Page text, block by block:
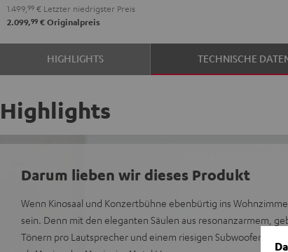
"5.1-
Set
L"
Schwarz
1.499, 99 € Letzter niedrigster Preis
2.099,99 € Originalpreis
HIGHLIGHTS TECHNISCHE
Highlights
Darum lieben wir dieses Produkt
Wenn Kinosaal und Konzertbühne ebenbürtig ins
sein. Denn mit den eleganten Säulen aus resonanzarmem,
Tönern pro Lautsprecher und einem riesigen Subwoofer